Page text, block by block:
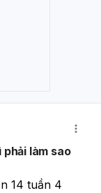
làm sao
14 tuần 4